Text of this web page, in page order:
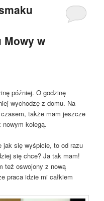
Mowy w
później. O godzinę
wychodzę z domu. Na
także mam jeszcze
kolegą.
się wyśpicie, to od razu
się chce? Ja tak mam!
też oswojony z nową
praca idzie mi całkiem